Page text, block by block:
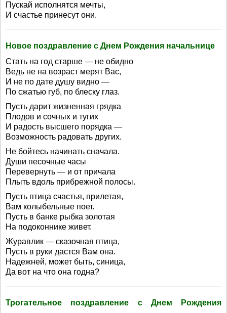
Пускай исполнятся мечты,
И счастье принесут они.
Новое поздравление с Днем Рождения начальнице
Стать на год старше — не обидно
Ведь не на возраст мерят Вас,
И не по дате душу видно —
По сжатью губ, по блеску глаз.
Пусть дарит жизненная грядка
Плодов и сочных и тугих
И радость высшего порядка —
Возможность радовать других.
Не бойтесь начинать сначала.
Души песочные часы
Перевернуть — и от причала
Плыть вдоль прибрежной полосы.
Пусть птица счастья, прилетая,
Вам колыбельные поет.
Пусть в банке рыбка золотая
На подоконнике живет.
Журавлик — сказочная птица,
Пусть в руки дастся Вам она.
Надежней, может быть, синица,
Да вот на что она годна?
Трогательное поздравление с Днем Рождения